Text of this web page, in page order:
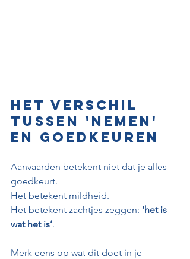
Het verschil
tussen 'nemen'
en goedkeuren
Aanvaarden betekent niet dat je alles
goedkeurt.
Het betekent mildheid.
Het betekent zachtjes zeggen: ‘het is
wat het is’.
Merk eens op wat dit doet in je